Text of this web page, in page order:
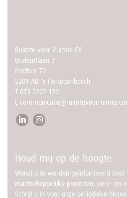
Ruimte voor Ruimte CV
Brabantlaan 3
Postbus 79
5201 AB ‘s Hertogenbosch
073 2202 120
E
Houd mij op de hoogte
Wenst u te worden geïnformeerd over
maatschappelijke projecten, pers- en
Schrijf u in voor onze periodieke